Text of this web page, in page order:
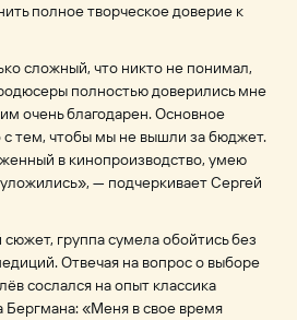
полное творческое доверие к
сложный, что никто не понимал,
полностью доверились мне
очень благодарен. Основное
с тем, чтобы мы не вышли за бюджет.
в кинопроизводство, умею
уложились», — подчеркивает Сергей
группа сумела обойтись без
Отвечая на вопрос о выборе
сослался на опыт классика
Бергмана: «Меня в свое время